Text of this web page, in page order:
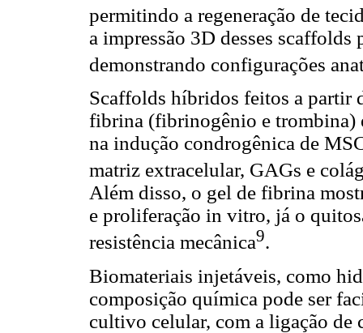
permitindo a regeneração de
a impressão 3D desses
demonstrando configurações
Scaffolds híbridos feitos a partir
fibrina (fibrinogênio e trombina)
na indução condrogênica de
matriz extracelular, GAGs e
Além disso, o gel de fibrina
e proliferação in vitro, já o
resistência mecânica9.
Biomateriais injetáveis, como
composição química pode ser
cultivo celular, com a ligação de